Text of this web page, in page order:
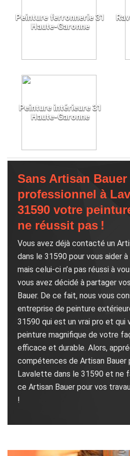
Peinture ferronnerie 31
Haute-Garonne
Peinture intérieure 31
Haute-Garonne
Sans Artisan Bauer
professionnel à
31590 votre
ne réussit pas !
Vous avez déjà contacté un
dans le 31590 pour vous aider
mais celui-ci n’a pas réussi à
vous avez décidé à partager
Bauer. De ce fait, nous vous
entreprise de peinture
31590 qui est un vrai pro et qui
peinture magnifique de votre
efficace et durable. Alors,
compétences de Artisan Bauer
Lavalette dans le 31590 et ne
ce Artisan Bauer pour vos
!